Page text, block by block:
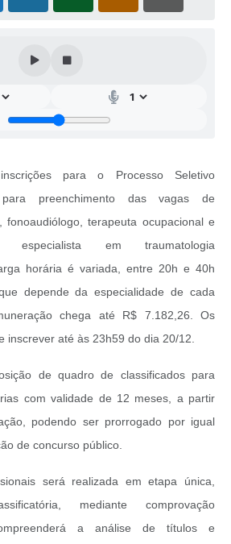
para o Processo Seletivo
para preenchimento das vagas de
fonoaudiólogo, terapeuta ocupacional e
especialista em traumatologia
horária é variada, entre 20h e 40h
depende da especialidade de cada
chega até R$ 7.182,26. Os
inscrever até às 23h59 do dia 20/12.
de quadro de classificados para
com validade de 12 meses, a partir
podendo ser prorrogado por igual
de concurso público.
será realizada em etapa única,
mediante comprovação
a análise de títulos e